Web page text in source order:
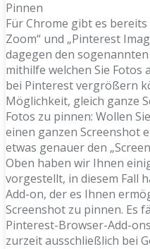
Pinnen
Für Chrome gibt es
Zoom“ und „Pinterest
dagegen den
mithilfe welchen Sie Fotos
bei Pinterest vergrößern
Möglichkeit, gleich ganze
Fotos zu pinnen: Wollen
einen ganzen Screenshot
etwas genauer den
Oben haben wir Ihnen
vorgestellt, in diesem Fall
Add-on, der es Ihnen
Screenshot zu pinnen. Es
Pinterest-Browser-Add-
zurzeit ausschließlich bei